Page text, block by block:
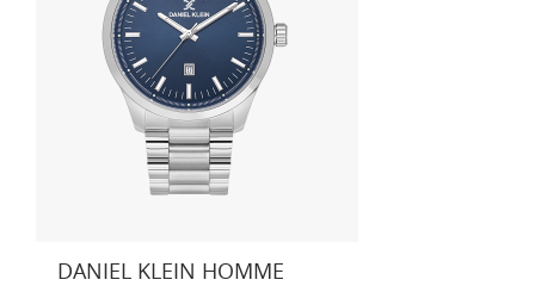
DANIEL KLEIN HOMME